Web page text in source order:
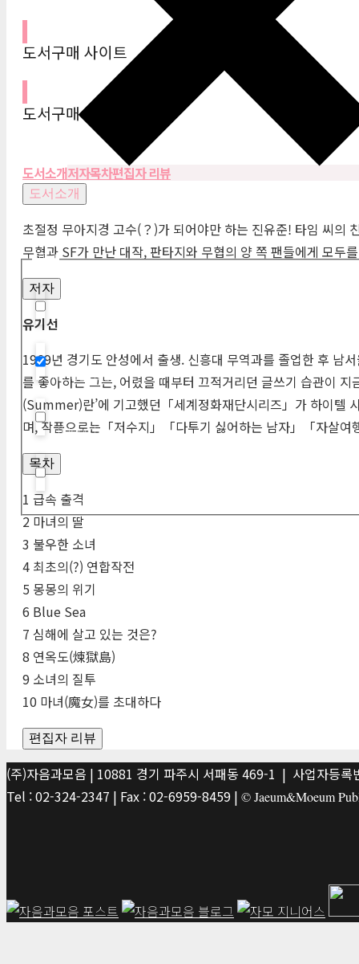
필터
Hidden label
Hidden label
Hidden label
도서구매 사이트
도서구매 사이트
도서소개저자목차편집자 리뷰
도서소개
초절정 무아지경 고수(？)가 되어야만 하는 진유준! 타임 씨
무협과 SF가 만난 대작, 판타지와 무협의 양 쪽 팬들에게 모두
저자
유기선
1969년 경기도 안성에서 출생. 신흥대 무역과를 졸업한 후 남
를 좋아하는 그는, 어렸을 때부터 끄적거리던 글쓰기 습관이
(Summer)란’에 기고했던「세계정화재단시리즈」가 하이텔
며, 작품으로는「저수지」「다투기 싫어하는 남자」「자살
목차
1 급속 출격
2 마녀의 딸
3 불우한 소녀
4 최초의(?) 연합작전
5 몽몽의 위기
6 Blue Sea
7 심해에 살고 있는 것은?
8 연옥도(煉獄島)
9 소녀의 질투
10 마녀(魔女)를 초대하다
편집자 리뷰
(주)자음과모음 | 10881 경기 파주시 서패동 469-1 | 사업자등
Tel : 02-324-2347 | Fax : 02-6959-8459 | © Jaeum&Moeum